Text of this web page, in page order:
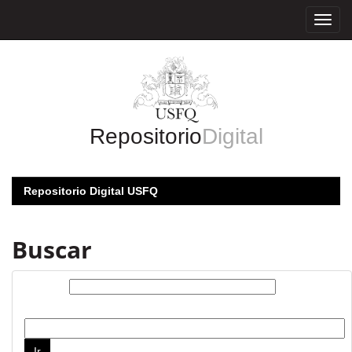
RepositorioDigital
Repositorio Digital USFQ
Buscar